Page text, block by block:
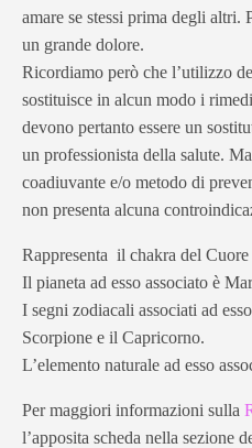
amare se stessi prima degli altri.
un grande dolore.
Ricordiamo però che l’utilizzo
sostituisce in alcun modo i
devono pertanto essere un
un professionista della salute.
coadiuvante e/o metodo di
non presenta alcuna
Rappresenta il chakra del
Il pianeta ad esso associato è
I segni zodiacali associati ad
Scorpione e il Capricorno.
L’elemento naturale ad esso
Per maggiori informazioni sulla
l’apposita scheda nella sezione